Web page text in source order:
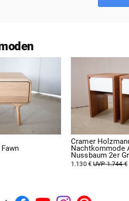
Cramer
Nachtkommode
Nussbaum 2er
1.130 €UVP 1.744 €